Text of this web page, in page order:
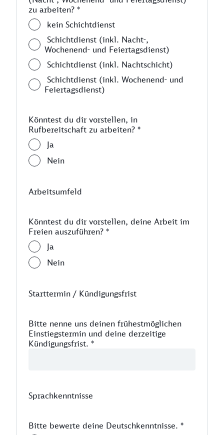
zu arbeiten? *
kein Schichtdienst
Schichtdienst (inkl. Nacht-,
Wochenend- und Feiertagsdienst)
Schichtdienst (inkl. Nachtschicht)
Schichtdienst (inkl. Wochenend- und
Feiertagsdienst)
Könntest du dir vorstellen, in
Rufbereitschaft zu arbeiten? *
Ja
Nein
Arbeitsumfeld
Könntest du dir vorstellen, deine Arbeit im
Freien auszuführen? *
Ja
Nein
Starttermin / Kündigungsfrist
Bitte nenne uns deinen frühestmöglichen
Einstiegstermin und deine derzeitige
Kündigungsfrist. *
Sprachkenntnisse
Bitte bewerte deine Deutschkenntnisse. *